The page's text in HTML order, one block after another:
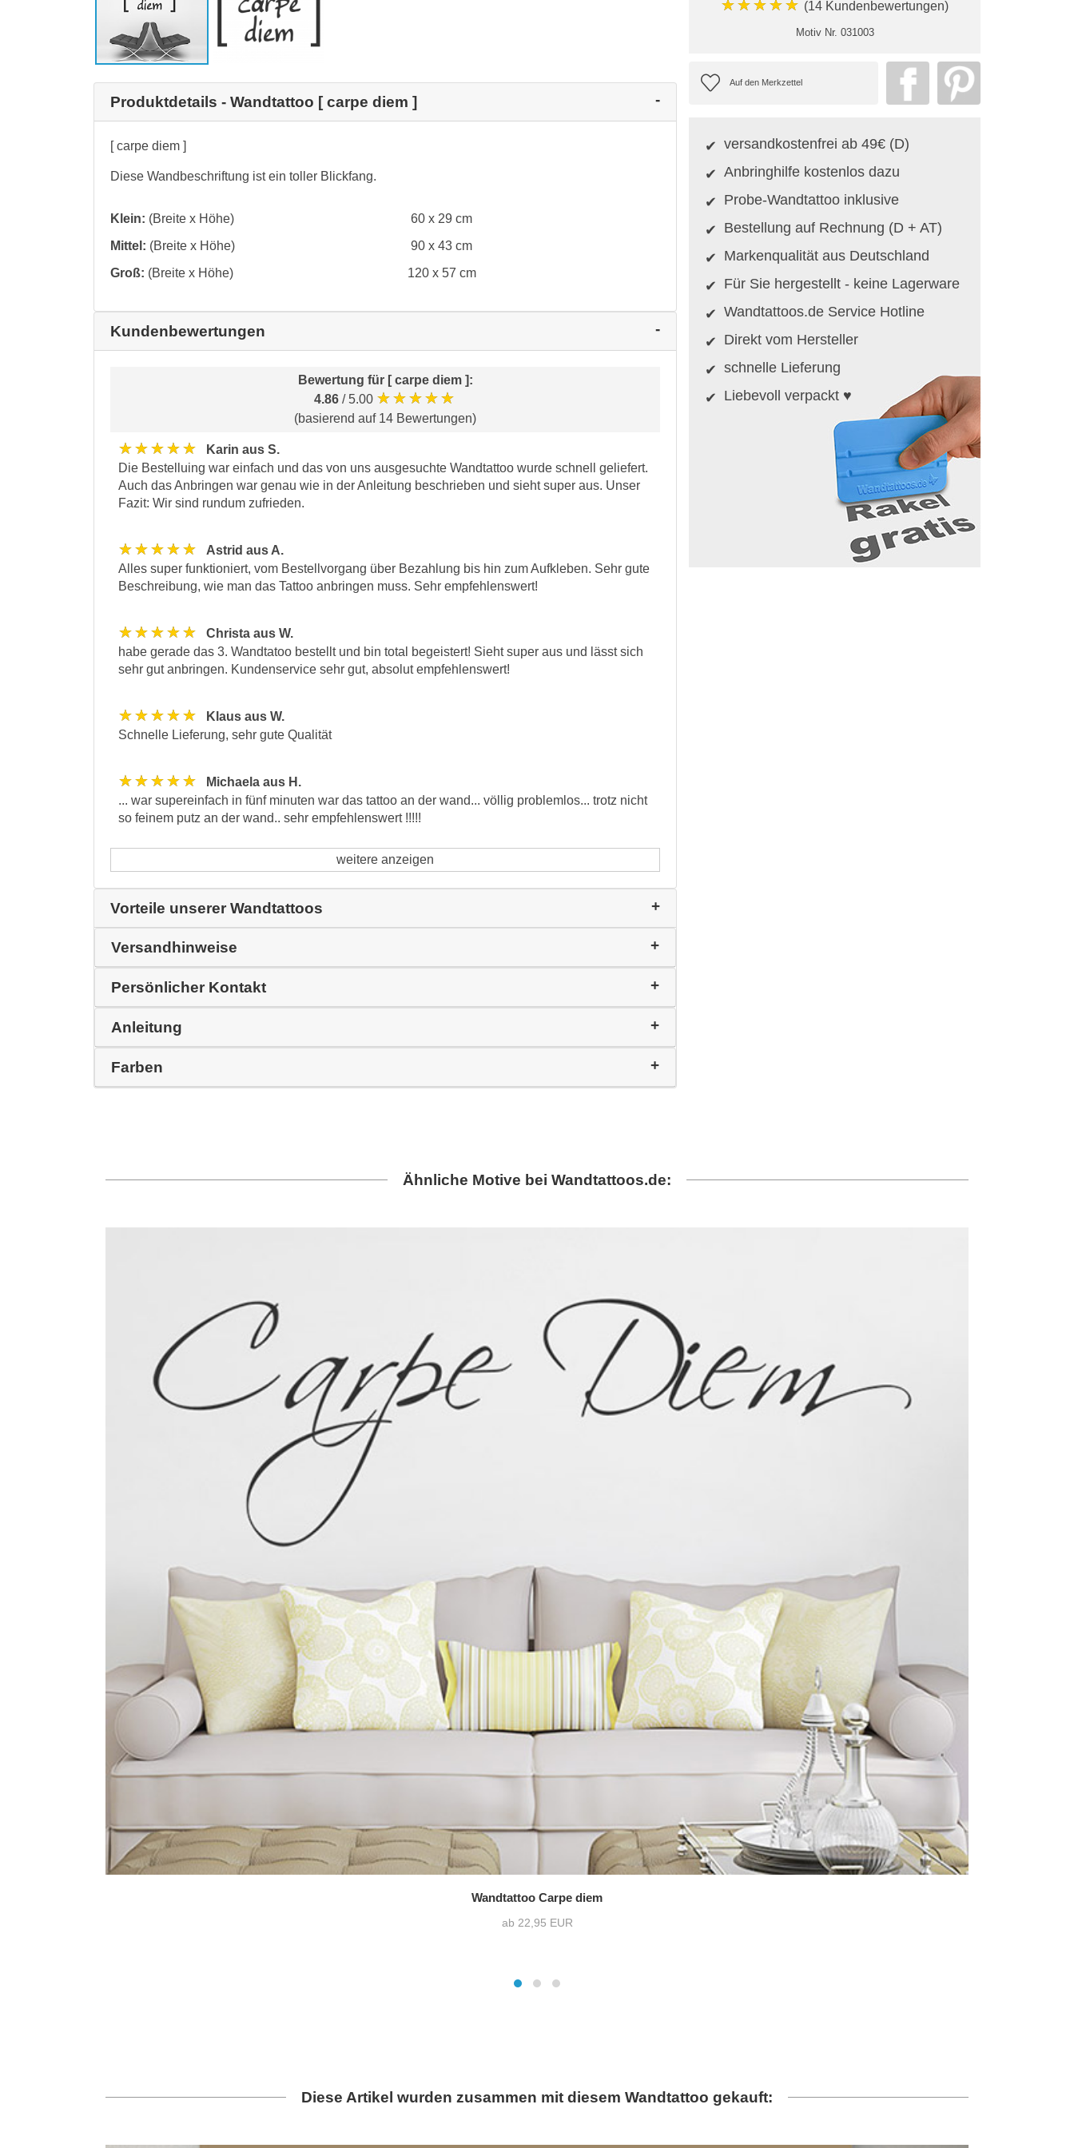
Produktdetails - Wandtattoo [ carpe diem ]
[ carpe diem ]
Diese Wandbeschriftung ist ein toller Blickfang.
Klein: (Breite x Höhe)
60 x 29 cm
Mittel: (Breite x Höhe)
90 x 43 cm
Groß: (Breite x Höhe) 120 x 57 cm
Kundenbewertungen
Bewertung für [ carpe diem ]:
4.86 / 5.00 ★★★★★
(basierend auf 14 Bewertungen)
★★★★★
Karin aus S.
Die Bestelluing war einfach und das von uns ausgesuchte Wandtattoo wurde schnell geliefert.
Auch das Anbringen war genau wie in der Anleitung beschrieben und sieht super aus. Unser
Fazit: Wir sind rundum zufrieden.
★★★★★
Astrid aus A.
Alles super funktioniert, vom Bestellvorgang über Bezahlung bis hin zum Aufkleben. Sehr gute
Beschreibung, wie man das Tattoo anbringen muss. Sehr empfehlenswert!
★★★★★
Christa aus W.
habe gerade das 3. Wandtatoo bestellt und bin total begeistert! Sieht super aus und lässt sich
sehr gut anbringen. Kundenservice sehr gut, absolut empfehlenswert!
★★★★★
Klaus aus W.
Schnelle Lieferung, sehr gute Qualität
★★★★★
Michaela aus H.
... war supereinfach in fünf minuten war das tattoo an der wand... völlig problemlos... trotz nicht
so feinem putz an der wand.. sehr empfehlenswert !!!!!
weitere anzeigen
Vorteile unserer Wandtattoos
Versandhinweise
Persönlicher Kontakt
Anleitung
Farben
★★★★★ (14 Kundenbewertungen)
Motiv Nr. 031003
versandkostenfrei ab 49€ (D)
Anbringhilfe kostenlos dazu
Probe-Wandtattoo inklusive
Bestellung auf Rechnung (D + AT)
Markenqualität aus Deutschland
Für Sie hergestellt - keine Lagerware
Wandtattoos.de Service Hotline
Direkt vom Hersteller
schnelle Lieferung
Liebevoll verpackt ♥
Ähnliche Motive bei Wandtattoos.de:
Wandtattoo Carpe diem
ab 22,95 EUR
Diese Artikel wurden zusammen mit diesem Wandtattoo gekauft: